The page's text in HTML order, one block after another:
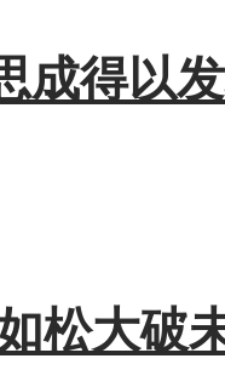
成得以
松大破